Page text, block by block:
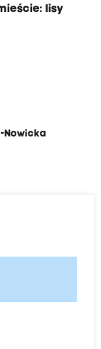
lisy
Nowicka